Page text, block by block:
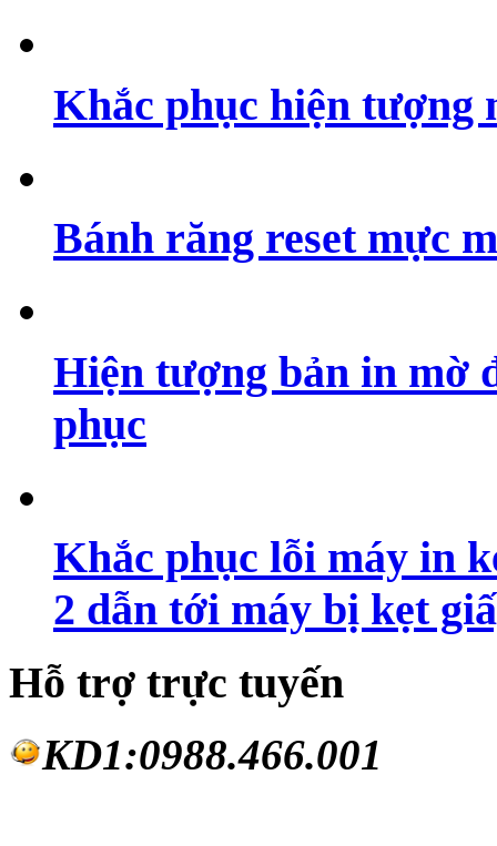
Khắc phục hiện tượng
Bánh răng reset mực
Hiện tượng bản in mờ
phục
Khắc phục lỗi máy in
2 dẫn tới máy bị kẹt
Hỗ trợ trực tuyến
KD1:0988.466.001